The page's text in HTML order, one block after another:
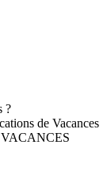
?
de Vacances